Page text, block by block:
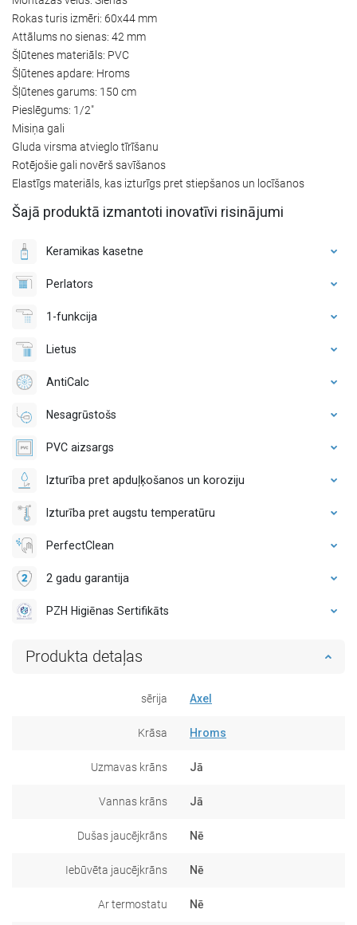
Rokas turis izmēri: 60x44 mm
Attālums no sienas: 42 mm
Šļūtenes materiāls: PVC
Šļūtenes apdare: Hroms
Šļūtenes garums: 150 cm
Pieslēgums: 1/2"
Misiņa gali
Gluda virsma atvieglo tīrīšanu
Rotējošie gali novērš savīšanos
Elastīgs materiāls, kas izturīgs pret stiepšanos un locīšanos
Šajā produktā izmantoti inovatīvi risinājumi
Keramikas kasetne
Perlators
1-funkcija
Lietus
AntiCalc
Nesagrūstošs
PVC aizsargs
Izturība pret apduļķošanos un koroziju
Izturība pret augstu temperatūru
PerfectClean
2 gadu garantija
PZH Higiēnas Sertifikāts
Produkta detaļas
sērija Axel
Krāsa Hroms
Uzmavas krāns Jā
Vannas krāns Jā
Dušas jaucējkrāns Nē
Iebūvēta jaucējkrāns Nē
Ar termostatu Nē